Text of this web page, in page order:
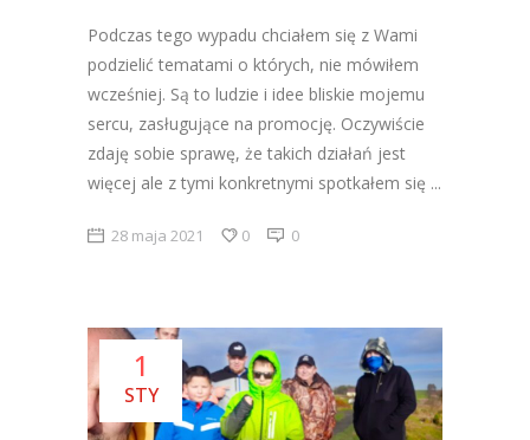
Podczas tego wypadu chciałem się z Wami
podzielić tematami o których, nie mówiłem
wcześniej. Są to ludzie i idee bliskie mojemu
sercu, zasługujące na promocję. Oczywiście
zdaję sobie sprawę, że takich działań jest
więcej ale z tymi konkretnymi spotkałem się
28 maja 2021 0 0
1
STY